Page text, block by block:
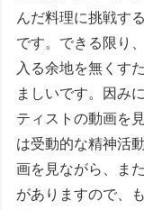
んだ料理に挑戦す
です。できる限り
入る余地を無くす
ましいです。因み
ティストの動画を
は受動的な精神活
画を見ながら、ま
がありますので、